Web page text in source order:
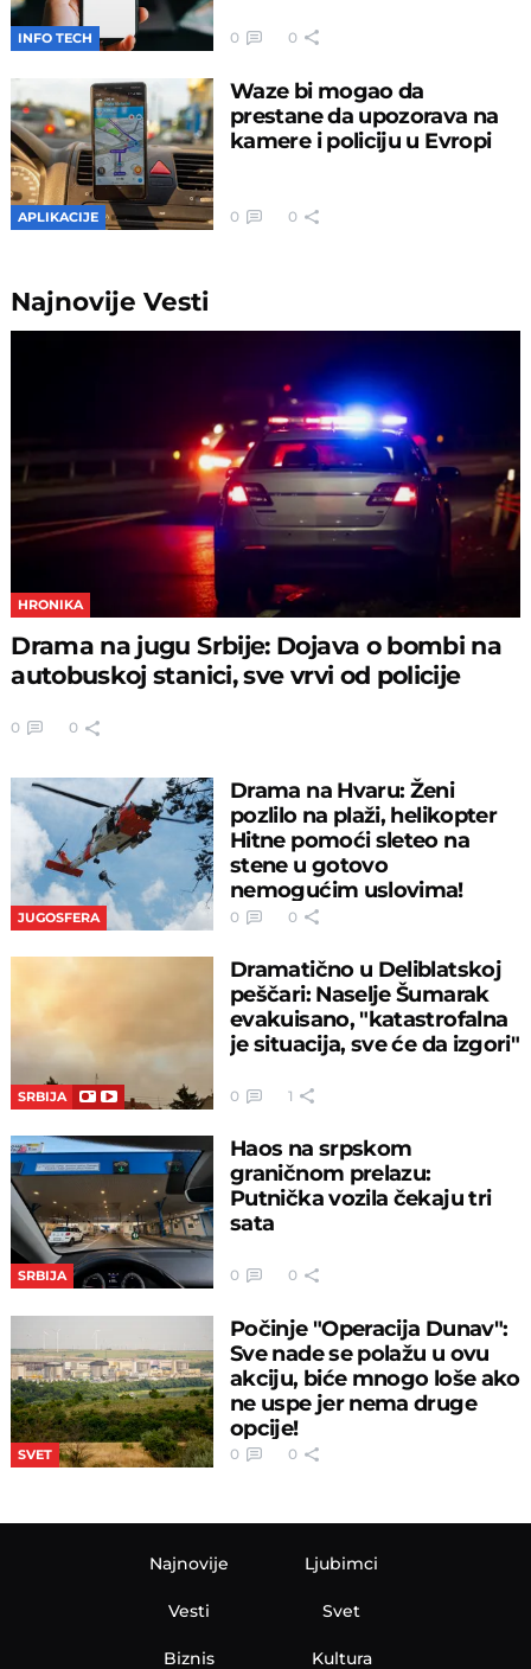
INFO TECH 0 0
APLIKACIJE
Waze bi mogao da
prestane da upozorava na
kamere i policiju u Evropi
0 0
NajnovijeVesti
HRONIKA
Drama na jugu Srbije: Dojava o bombi na
autobuskoj stanici, sve vrvi od policije
0 0
JUGOSFERA
Drama na Hvaru: Ženi
pozlilo na plaži, helikopter
Hitne pomoći sleteo na
stene u gotovo
nemogućim uslovima!
0 0
SRBIJA
Dramatično u Deliblatskoj
peščari: Naselje Šumarak
evakuisano, "katastrofalna
je situacija, sve će da izgori"
0 1
SRBIJA
Haos na srpskom
graničnom prelazu:
Putnička vozila čekaju tri
sata
0 0
SVET
Počinje "Operacija Dunav":
Sve nade se polažu u ovu
akciju, biće mnogo loše ako
ne uspe jer nema druge
opcije!
0 0
Najnovije
Vesti
Biznis
Ljubimci
Svet
Kultura